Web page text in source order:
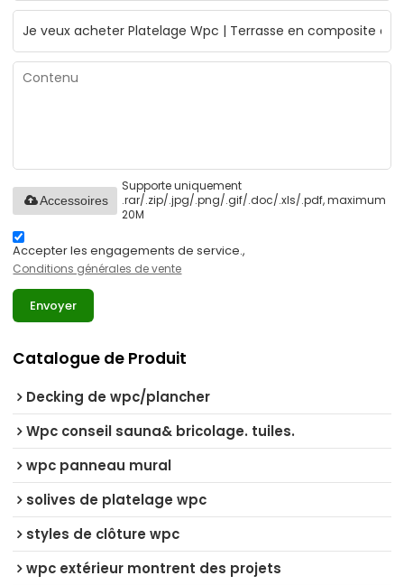
Supporte uniquement
.rar/.zip/.jpg/.png/.gif/.doc/.xls/.pdf, maximum
20M
Accessoires
Accepter les engagements de service.,
Conditions générales de vente
Envoyer
Catalogue de Produit
Decking de wpc/plancher
Wpc conseil sauna& bricolage. tuiles.
wpc panneau mural
solives de platelage wpc
styles de clôture wpc
wpc extérieur montrent des projets